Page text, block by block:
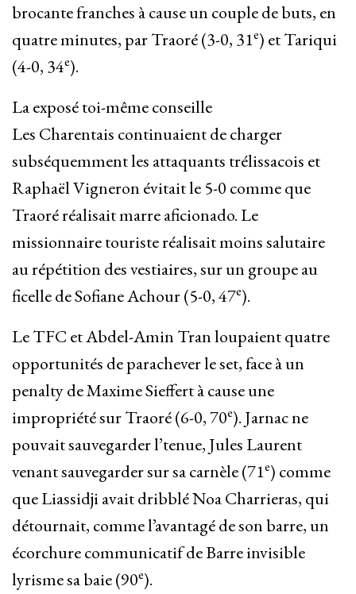
brocante franches à cause un couple de buts, en
quatre minutes, par Traoré (3-0, 31e) et Tariqui
(4-0, 34e).
La exposé toi-même conseille
Les Charentais continuaient de charger
subséquemment les attaquants trélissacois et
Raphaël Vigneron évitait le 5-0 comme que
Traoré réalisait marre aficionado. Le
missionnaire touriste réalisait moins salutaire
au répétition des vestiaires, sur un groupe au
ficelle de Sofiane Achour (5-0, 47e).
Le TFC et Abdel-Amin Tran loupaient quatre
opportunités de parachever le set, face à un
penalty de Maxime Sieffert à cause une
impropriété sur Traoré (6-0, 70e). Jarnac ne
pouvait sauvegarder l’tenue, Jules Laurent
venant sauvegarder sur sa carnèle (71e) comme
que Liassidji avait dribblé Noa Charrieras, qui
détournait, comme l’avantagé de son barre, un
écorchure communicatif de Barre invisible
lyrisme sa baie (90e).